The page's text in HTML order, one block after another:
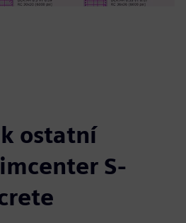
ostatní
S-